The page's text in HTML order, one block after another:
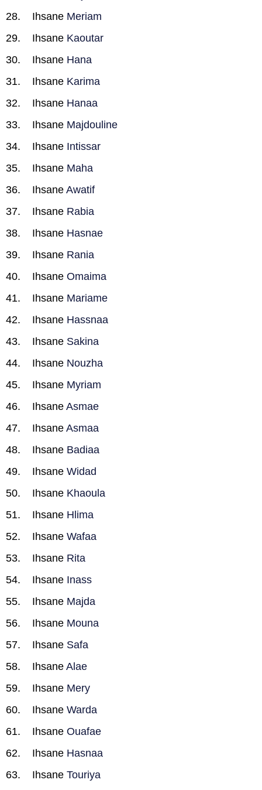
Ihsane Meriam
Ihsane Kaoutar
Ihsane Hana
Ihsane Karima
Ihsane Hanaa
Ihsane Majdouline
Ihsane Intissar
Ihsane Maha
Ihsane Awatif
Ihsane Rabia
Ihsane Hasnae
Ihsane Rania
Ihsane Omaima
Ihsane Mariame
Ihsane Hassnaa
Ihsane Sakina
Ihsane Nouzha
Ihsane Myriam
Ihsane Asmae
Ihsane Asmaa
Ihsane Badiaa
Ihsane Widad
Ihsane Khaoula
Ihsane Hlima
Ihsane Wafaa
Ihsane Rita
Ihsane Inass
Ihsane Majda
Ihsane Mouna
Ihsane Safa
Ihsane Alae
Ihsane Mery
Ihsane Warda
Ihsane Ouafae
Ihsane Hasnaa
Ihsane Touriya